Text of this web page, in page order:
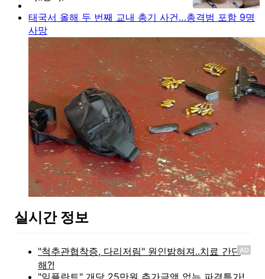
태국서 올해 두 번째 교내 총기 사건…총격범 포함 9명
사망
실시간 정보
AD